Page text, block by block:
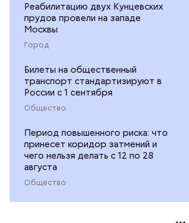
Реабилитацию двух Кунцевских
прудов провели на западе
Москвы
Город
Билеты на общественный
транспорт стандартизируют в
России с 1 сентября
Общество
Период повышенного риска: что
принесет коридор затмений и
чего нельзя делать с 12 по 28
августа
Общество